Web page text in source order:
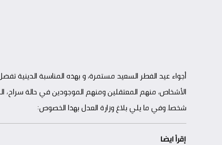
أجواء عيد الفطر السعيد مستمرة، و بهذه المناسبة
شخصا. وفي ما يلي بلاغ وزارة العدل بهذا الخصوص:
إقرأ ايضا